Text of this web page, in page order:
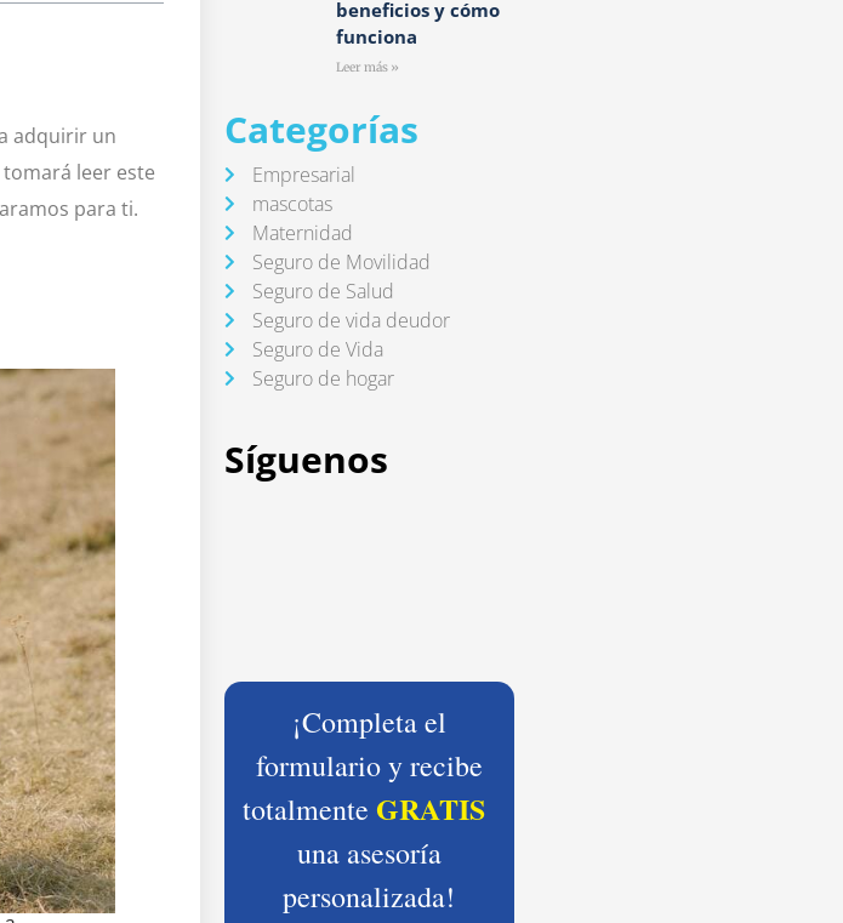
adquirir un
leer este
para ti.
beneficios y cómo
funciona
Leer más »
Categorías
Empresarial
mascotas
Maternidad
Seguro de Movilidad
Seguro de Salud
Seguro de vida deudor
Seguro de Vida
Seguro de hogar
Síguenos
¡Completa el
formulario y recibe
totalmente GRATIS
una asesoría
personalizada!